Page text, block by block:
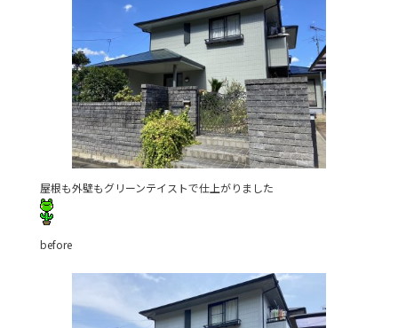
o
o
k
屋根も外壁もグリーンテイストで仕上がりました
before